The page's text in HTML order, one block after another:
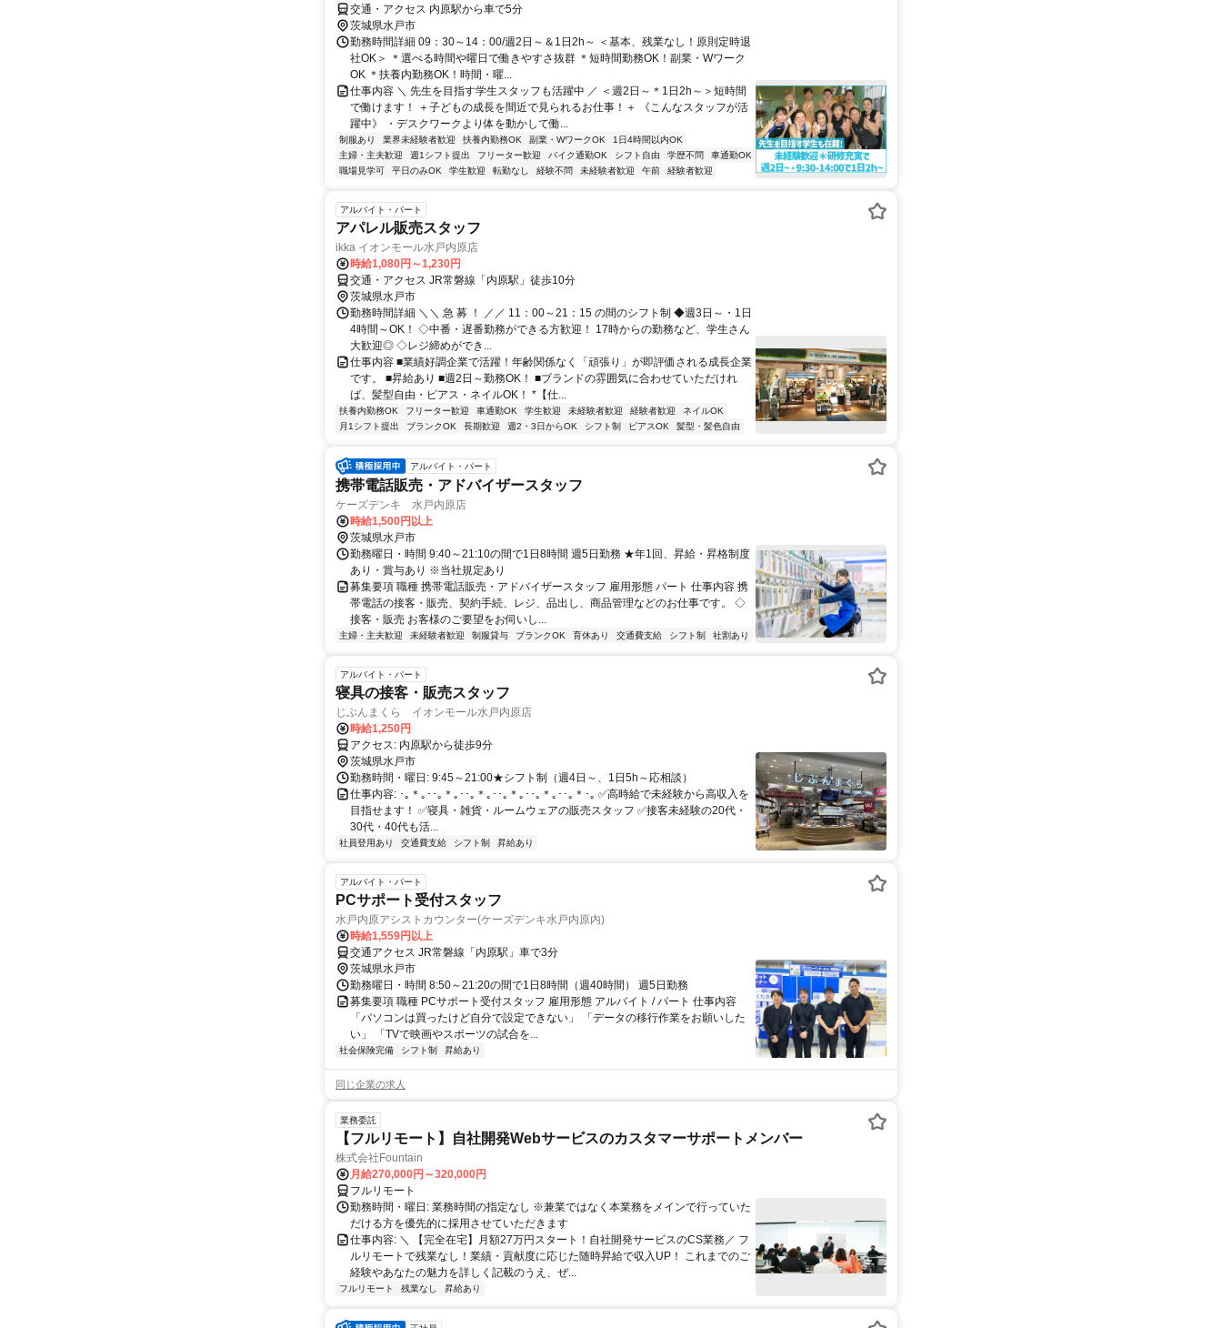
交通・アクセス 内原駅から車で5分
茨城県水戸市
勤務時間詳細 09：30～14：00/週2日～＆1日2h～ ＜基本、残業なし！原則定時退
社OK＞ ＊選べる時間や曜日で働きやすさ抜群 ＊短時間勤務OK！副業・Wワーク
OK ＊扶養内勤務OK！時間・曜...
仕事内容 ＼ 先生を目指す学生スタッフも活躍中 ／ ＜週2日～＊1日2h～＞短時間
で働けます！ ＋子どもの成長を間近で見られるお仕事！＋ 《こんなスタッフが活
躍中》 ・デスクワークより体を動かして働...
制服あり 業界未経験者歓迎 扶養内勤務OK 副業・WワークOK
1日4時間以内OK
主婦・主夫歓迎
週1シフト提出 フリーター歓迎 バイク通勤OK シフト自由 学歴不問
車通勤OK
職場見学可
平日のみOK 学生歓迎 転勤なし 経験不問 未経験者歓迎 午前 経験者歓迎
アルバイト・パート
アパレル販売スタッフ
ikka イオンモール水戸内原店
時給1,080円～1,230円
交通・アクセス JR常磐線「内原駅」徒歩10分
茨城県水戸市
勤務時間詳細 ＼＼ 急 募 ！ ／／ 11：00～21：15 の間のシフト制 ◆週3日～・1日
4時間～OK！ ◇中番・遅番勤務ができる方歓迎！ 17時からの勤務など、学生さん
大歓迎◎ ◇レジ締めができ...
仕事内容 ■業績好調企業で活躍！年齢関係なく「頑張り」が即評価される成長企業
です。 ■昇給あり ■週2日～勤務OK！ ■ブランドの雰囲気に合わせていただけれ
ば、髪型自由・ピアス・ネイルOK！ *【仕...
扶養内勤務OK フリーター歓迎 車通勤OK 学生歓迎 未経験者歓迎 経験者歓迎
ネイルOK
月1シフト提出
ブランクOK 長期歓迎 週2・3日からOK シフト制 ピアスOK 髪型・髪色自由
アルバイト・パート
携帯電話販売・アドバイザースタッフ
ケーズデンキ 水戸内原店
時給1,500円以上
茨城県水戸市
勤務曜日・時間 9:40～21:10の間で1日8時間 週5日勤務 ★年1回、昇給・昇格制度
あり・賞与あり ※当社規定あり
募集要項 職種 携帯電話販売・アドバイザースタッフ 雇用形態 パート 仕事内容 携
帯電話の接客・販売、契約手続、レジ、品出し、商品管理などのお仕事です。 ◇
接客・販売 お客様のご要望をお伺いし...
主婦・主夫歓迎 未経験者歓迎 制服貸与 ブランクOK 育休あり 交通費支給 シフト制 社割あり
アルバイト・パート
寝具の接客・販売スタッフ
じぶんまくら イオンモール水戸内原店
時給1,250円
アクセス: 内原駅から徒歩9分
茨城県水戸市
勤務時間・曜日: 9:45～21:00★シフト制（週4日～、1日5h～応相談）
仕事内容: ･｡＊｡･･｡＊｡･･｡＊｡･･｡＊｡･･｡＊｡･･｡＊･｡ ✅高時給で未経験から高収入を
目指せます！ ✅寝具・雑貨・ルームウェアの販売スタッフ ✅接客未経験の20代・
30代・40代も活...
社員登用あり 交通費支給 シフト制 昇給あり
アルバイト・パート
PCサポート受付スタッフ
水戸内原アシストカウンター(ケーズデンキ水戸内原内)
時給1,559円以上
交通アクセス JR常磐線「内原駅」車で3分
茨城県水戸市
勤務曜日・時間 8:50～21:20の間で1日8時間（週40時間） 週5日勤務
募集要項 職種 PCサポート受付スタッフ 雇用形態 アルバイト / パート 仕事内容
「パソコンは買ったけど自分で設定できない」 「データの移行作業をお願いした
い」 「TVで映画やスポーツの試合を...
社会保険完備 シフト制 昇給あり
同じ企業の求人
業務委託
【フルリモート】自社開発Webサービスのカスタマーサポートメンバー
株式会社Fountain
月給270,000円～320,000円
フルリモート
勤務時間・曜日: 業務時間の指定なし ※兼業ではなく本業務をメインで行っていた
だける方を優先的に採用させていただきます
仕事内容: ＼ 【完全在宅】月額27万円スタート！自社開発サービスのCS業務／ フ
ルリモートで残業なし！業績・貢献度に応じた随時昇給で収入UP！ これまでのご
経験やあなたの魅力を詳しく記載のうえ、ぜ...
フルリモート 残業なし 昇給あり